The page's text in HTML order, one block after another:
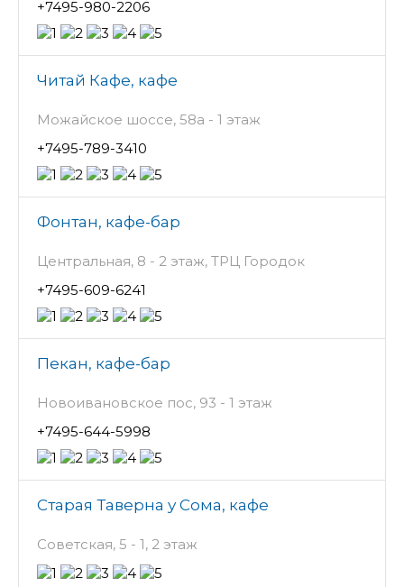
+7495-980-2206
Читай Кафе, кафе
Можайское шоссе, 58а - 1 этаж
+7495-789-3410
Фонтан, кафе-бар
Центральная, 8 - 2 этаж, ТРЦ Городок
+7495-609-6241
Пекан, кафе-бар
Новоивановское пос, 93 - 1 этаж
+7495-644-5998
Старая Таверна у Сома, кафе
Советская, 5 - 1, 2 этаж